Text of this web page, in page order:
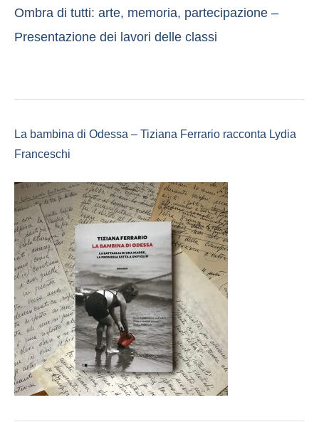
Ombra di tutti: arte, memoria, partecipazione –
Presentazione dei lavori delle classi
La bambina di Odessa – Tiziana Ferrario racconta Lydia
Franceschi